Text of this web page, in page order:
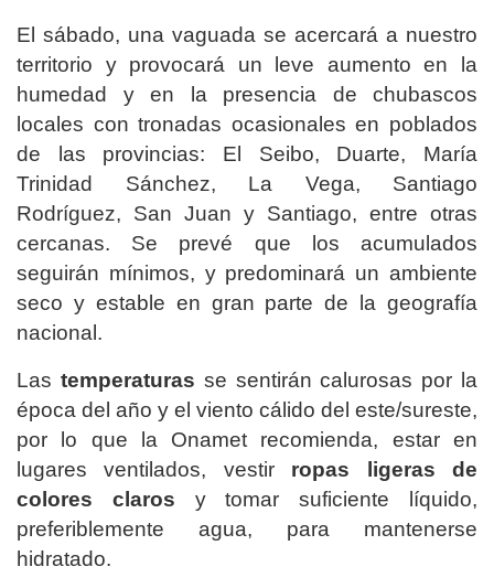
El sábado, una vaguada se acercará a nuestro
territorio y provocará un leve aumento en la
humedad y en la presencia de chubascos
locales con tronadas ocasionales en poblados
de las provincias: El Seibo, Duarte, María
Trinidad Sánchez, La Vega, Santiago
Rodríguez, San Juan y Santiago, entre otras
cercanas. Se prevé que los acumulados
seguirán mínimos, y predominará un ambiente
seco y estable en gran parte de la geografía
nacional.
Las temperaturas se sentirán calurosas por la
época del año y el viento cálido del este/sureste,
por lo que la Onamet recomienda, estar en
lugares ventilados, vestir ropas ligeras de
colores claros y tomar suficiente líquido,
preferiblemente agua, para mantenerse
hidratado.